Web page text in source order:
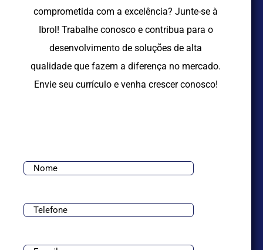
comprometida com a excelência? Junte-se à
Ibrol! Trabalhe conosco e contribua para o
desenvolvimento de soluções de alta
qualidade que fazem a diferença no mercado.
Envie seu currículo e venha crescer conosco!